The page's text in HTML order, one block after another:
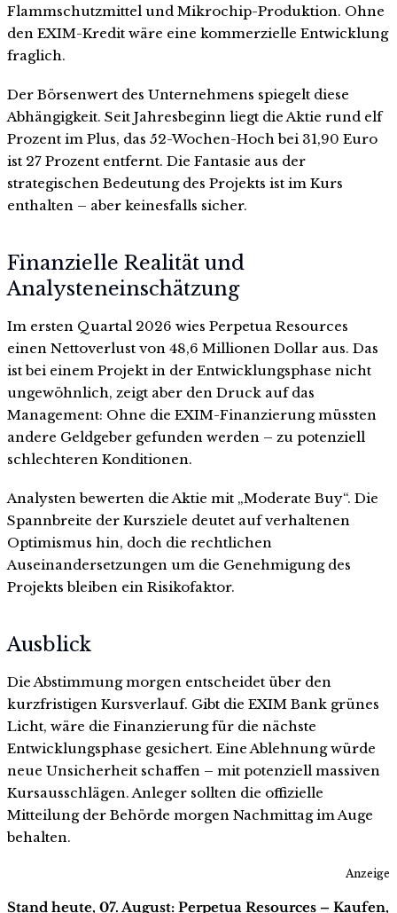
Flammschutzmittel und Mikrochip-Produktion. Ohne
den EXIM-Kredit wäre eine kommerzielle Entwicklung
fraglich.
Der Börsenwert des Unternehmens spiegelt diese
Abhängigkeit. Seit Jahresbeginn liegt die Aktie rund elf
Prozent im Plus, das 52-Wochen-Hoch bei 31,90 Euro
ist 27 Prozent entfernt. Die Fantasie aus der
strategischen Bedeutung des Projekts ist im Kurs
enthalten – aber keinesfalls sicher.
Finanzielle Realität und
Analysteneinschätzung
Im ersten Quartal 2026 wies Perpetua Resources
einen Nettoverlust von 48,6 Millionen Dollar aus. Das
ist bei einem Projekt in der Entwicklungsphase nicht
ungewöhnlich, zeigt aber den Druck auf das
Management: Ohne die EXIM-Finanzierung müssten
andere Geldgeber gefunden werden – zu potenziell
schlechteren Konditionen.
Analysten bewerten die Aktie mit „Moderate Buy“. Die
Spannbreite der Kursziele deutet auf verhaltenen
Optimismus hin, doch die rechtlichen
Auseinandersetzungen um die Genehmigung des
Projekts bleiben ein Risikofaktor.
Ausblick
Die Abstimmung morgen entscheidet über den
kurzfristigen Kursverlauf. Gibt die EXIM Bank grünes
Licht, wäre die Finanzierung für die nächste
Entwicklungsphase gesichert. Eine Ablehnung würde
neue Unsicherheit schaffen – mit potenziell massiven
Kursausschlägen. Anleger sollten die offizielle
Mitteilung der Behörde morgen Nachmittag im Auge
behalten.
Anzeige
Stand heute, 07. August: Perpetua Resources – Kaufen,